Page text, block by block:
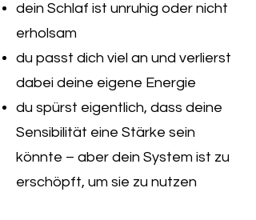
dein Schlaf ist unruhig oder nicht
erholsam
du passt dich viel an und verlierst
dabei deine eigene Energie
du spürst eigentlich, dass deine
Sensibilität eine Stärke sein
könnte – aber dein System ist zu
erschöpft, um sie zu nutzen